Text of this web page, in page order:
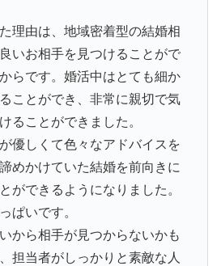
理由は、地域密着型の結婚相
いお相手を見つけることがで
らです。婚活中はとても細か
ことができ、非常に親切で気
ることができました。
優しくて色々なアドバイスを
めかけていた結婚を前向きに
ができるようになりました。
ぱいです。
から相手が見つからないかも
担当者がしっかりと素敵な人